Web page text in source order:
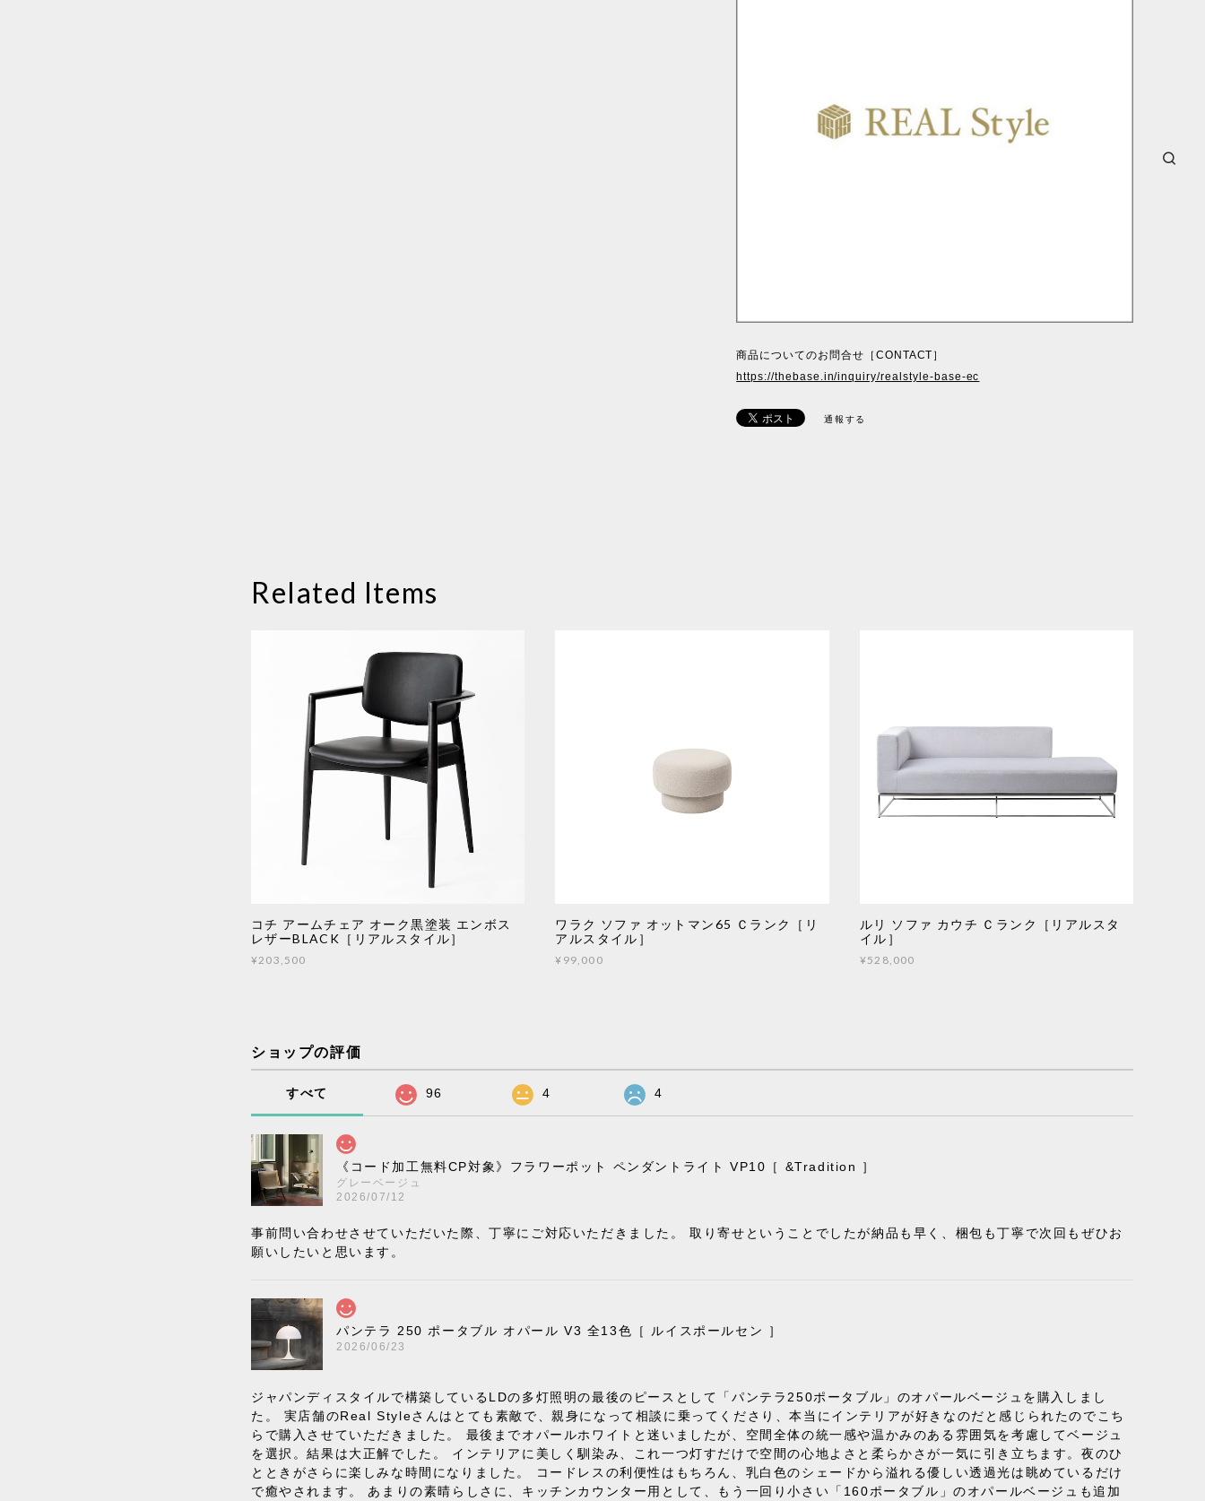
商品についてのお問合せ［CONTACT］
https://thebase.in/inquiry/realstyle-base-ec
通報する
Related Items
コチ アームチェア オーク黒塗装 エンボス
レザーBLACK［リアルスタイル］
¥203,500
ワラク ソファ オットマン65 Ｃランク［リ
アルスタイル］
¥99,000
ルリ ソファ カウチ Ｃランク［リアルスタ
イル］
¥528,000
ショップの評価
すべて 96 4 4
《コード加工無料CP対象》フラワーポット ペンダントライト VP10［ &Tradition ］
グレーベージュ
2026/07/12
事前問い合わせさせていただいた際、丁寧にご対応いただきました。 取り寄せということでしたが納品も早く、梱包も丁寧で次回もぜひお
願いしたいと思います。
パンテラ 250 ポータブル オパール V3 全13色［ ルイスポールセン ］
2026/06/23
ジャパンディスタイルで構築しているLDの多灯照明の最後のピースとして「パンテラ250ポータブル」のオパールベージュを購入しまし
た。 実店舗のReal Styleさんはとても素敵で、親身になって相談に乗ってくださり、本当にインテリアが好きなのだと感じられたのでこち
らで購入させていただきました。 最後までオパールホワイトと迷いましたが、空間全体の統一感や温かみのある雰囲気を考慮してベージュ
を選択。結果は大正解でした。 インテリアに美しく馴染み、これ一つ灯すだけで空間の心地よさと柔らかさが一気に引き立ちます。夜のひ
とときがさらに楽しみな時間になりました。 コードレスの利便性はもちろん、乳白色のシェードから溢れる優しい透過光は眺めているだけ
で癒やされます。 あまりの素晴らしさに、キッチンカウンター用として、もう一回り小さい「160ポータブル」のオパールベージュも追加